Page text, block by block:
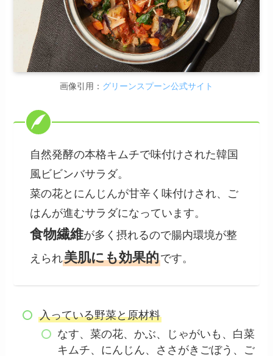
画像引用： グリーンスプーン公式サイト
自然発酵の本格キムチで味付けされた韓国
風ビビンバサラダ。
菜の花とにんじんが甘辛く味付けされ、ご
はんが進むサラダになっています。
食物繊維が多く摂れるので腸内環境が整
えられ美肌にも効果的です。
入っている野菜と原材料
なす、菜の花、かぶ、じゃがいも、白菜
キムチ、にんじん、ささがきごぼう、ご